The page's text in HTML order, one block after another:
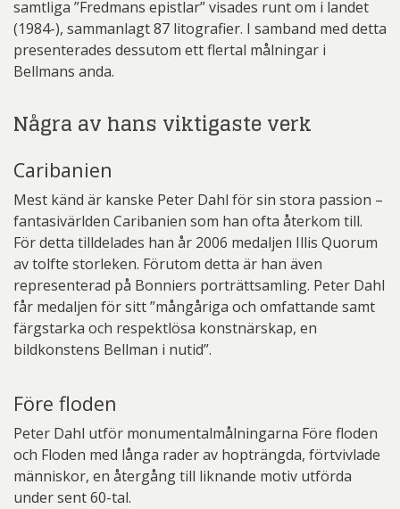
samtliga ”Fredmans epistlar” visades runt om i landet
(1984-), sammanlagt 87 litografier. I samband med detta
presenterades dessutom ett flertal målningar i
Bellmans anda.
Några av hans viktigaste verk
Caribanien
Mest känd är kanske Peter Dahl för sin stora passion –
fantasivärlden Caribanien som han ofta återkom till.
För detta tilldelades han år 2006 medaljen Illis Quorum
av tolfte storleken. Förutom detta är han även
representerad på Bonniers porträttsamling. Peter Dahl
får medaljen för sitt ”mångåriga och omfattande samt
färgstarka och respektlösa konstnärskap, en
bildkonstens Bellman i nutid”.
Före floden
Peter Dahl utför monumentalmålningarna Före floden
och Floden med långa rader av hopträngda, förtvivlade
människor, en återgång till liknande motiv utförda
under sent 60-tal.